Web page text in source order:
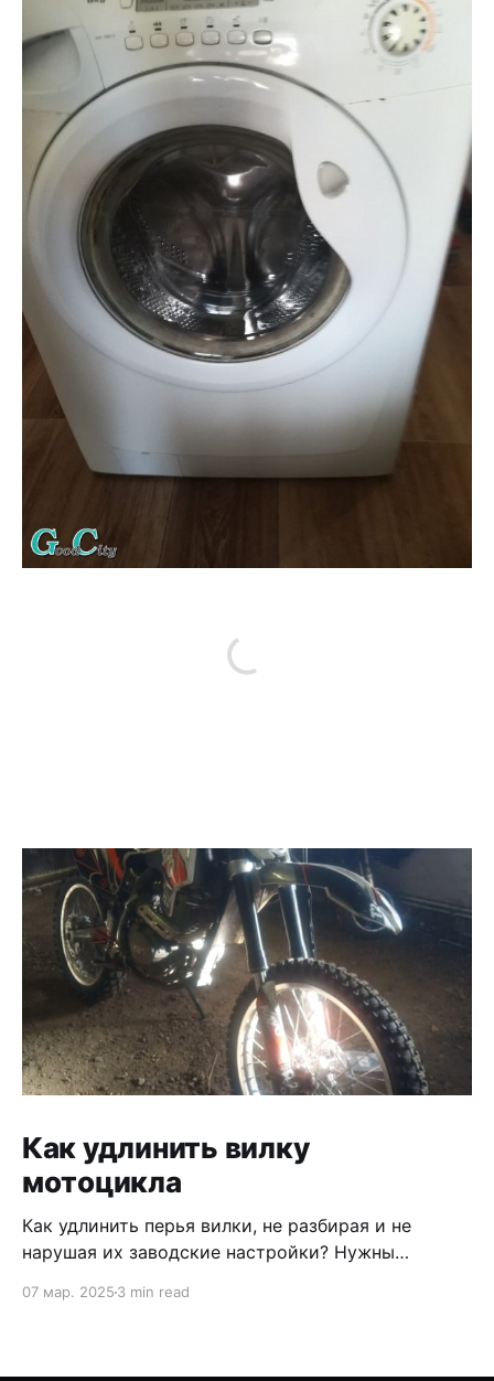
Как удлинить вилку
мотоцикла
Как удлинить перья вилки, не разбирая и не
нарушая их заводские настройки? Нужны
не понятные конструкции, которые
07 мар. 2025 3 min read